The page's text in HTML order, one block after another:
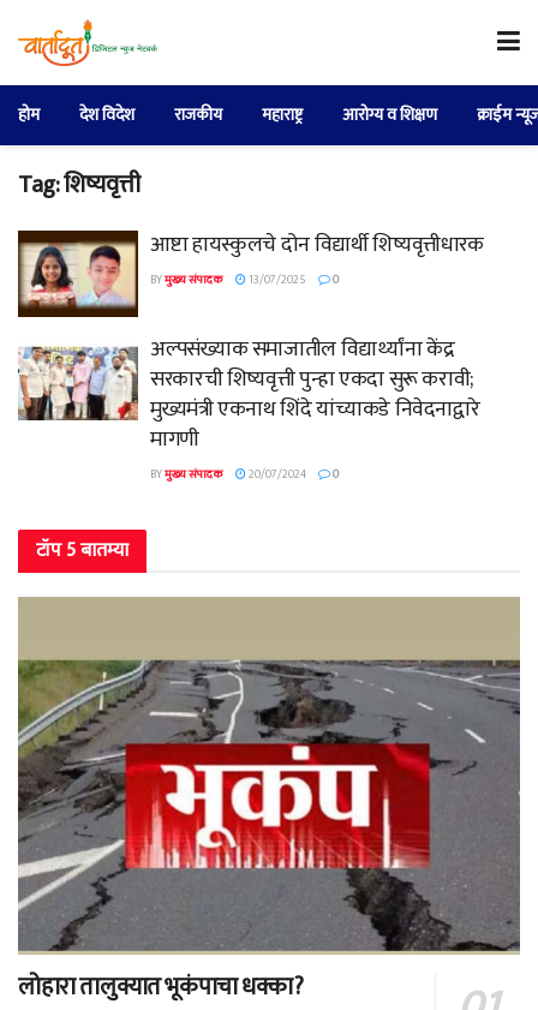
होम देश विदेश राजकीय महाराष्ट्र आरोग्य व शिक्षण क्राईम
Tag:शिष्यवृत्ती
आष्टा हायस्कुलचे दोन विद्यार्थी शिष्यवृत्तीधारक
BYमुख्य संपादक 13/07/2025 0
अल्पसंख्याक समाजातील विद्यार्थ्यांना केंद्र
सरकारची शिष्यवृत्ती पुन्हा एकदा सुरू करावी;
मुख्यमंत्री एकनाथ शिंदे यांच्याकडे निवेदनाद्वारे
मागणी
BYमुख्य संपादक 20/07/2024 0
टॉप 5 बातम्या
लोहारा तालुक्यात भूकंपाचा धक्का?